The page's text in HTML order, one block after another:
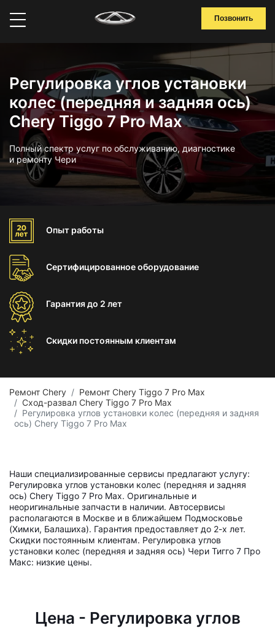
Позвонить
Регулировка углов установки
колес (передняя и задняя ось)
Chery Tiggo 7 Pro Max
Полный спектр услуг по обслуживанию, диагностике
и ремонту Чери
Опыт работы
Сертифицированноеоборудование
Гарантиядо 2 лет
Скидки постоянным клиентам
Ремонт Chery
Ремонт Chery Tiggo 7 Pro Max
Сход-развал Chery Tiggo 7 Pro Max
Регулировка углов установки колес (передняя и задняя
ось) Chery Tiggo 7 Pro Max
Наши специализированные сервисы предлагают услугу:
Регулировка углов установки колес (передняя и задняя
ось) Chery Tiggo 7 Pro Max. Оригинальные и
неоригинальные запчасти в наличии. Автосервисы
располагаются в Москве и в ближайшем Подмосковье
(Химки, Балашиха). Гарантия предоставляет до 2-х лет.
Скидки постоянным клиентам. Регулировка углов
установки колес (передняя и задняя ось) Чери Тигго 7 Про
Макс: низкие цены.
Цена - Регулировка углов